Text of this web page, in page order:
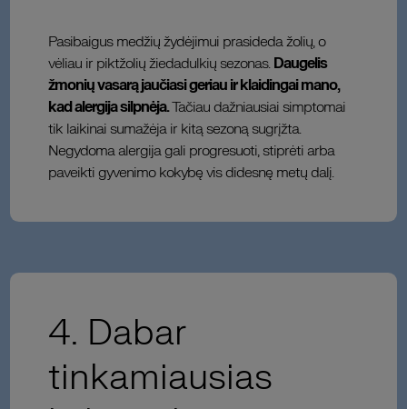
Pasibaigus medžių žydėjimui prasideda žolių, o
vėliau ir piktžolių žiedadulkių sezonas. Daugelis
žmonių vasarą jaučiasi geriau ir klaidingai mano,
kad alergija silpnėja.Tačiau dažniausiai simptomai
tik laikinai sumažėja ir kitą sezoną sugrįžta.
Negydoma alergija gali progresuoti, stiprėti arba
paveikti gyvenimo kokybę vis didesnę metų dalį.
4. Dabar
tinkamiausias